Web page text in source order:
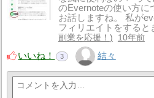
のEvernoteの使い方に
お話しますね。 私が
フィリエイトをする
副業を応援！
10年前
いいね！ 3 結々